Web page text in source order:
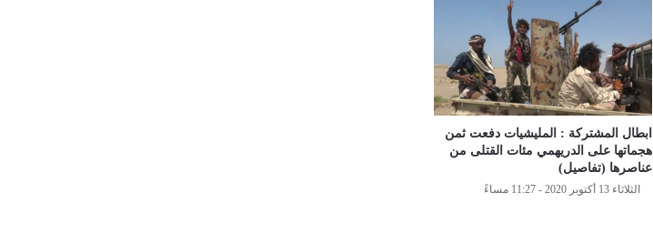
ابطال المشتركة : المليشيات دفعت ثمن
هجماتها على الدريهمي مئات القتلى من
عناصرها (تفاصيل)
الثلاثاء 13 أكتوبر 2020 - 11:27 مساءً